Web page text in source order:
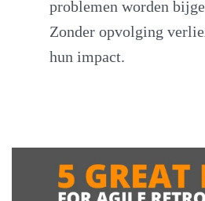
problemen worden
Zonder opvolging
hun impact.